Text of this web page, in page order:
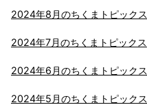
2024年8月のちくまトピックス
2024年7月のちくまトピックス
2024年6月のちくまトピックス
2024年5月のちくまトピックス